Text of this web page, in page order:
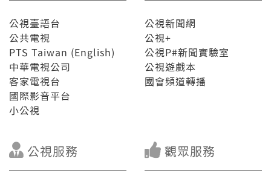
公視臺語台
公共電視
PTS Taiwan (English)
中華電視公司
客家電視台
國際影音平台
小公視
公視新聞網
公視+
公視P#新聞實驗室
公視遊戲本
國會頻道轉播
公視服務 觀眾服務